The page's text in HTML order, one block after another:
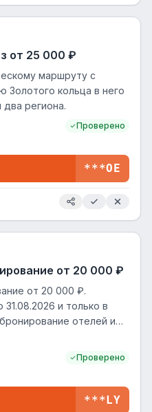
от 25 000 ₽
маршруту с
Золотого кольца в него
региона.
Проверено
***OE
от 20 000 ₽
от 20 000 ₽.
и только в
отелей и
Проверено
***LY